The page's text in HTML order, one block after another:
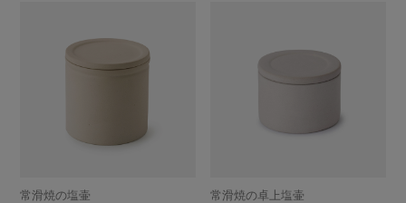
常滑焼の塩壷 常滑焼の卓上塩壷